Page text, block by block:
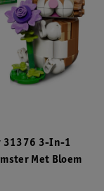
31376 3-In-1
Met Bloem